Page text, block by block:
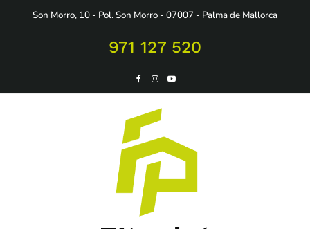
Son Morro, 10 - Pol. Son Morro - 07007 - Palma de Mallorca
971 127 520